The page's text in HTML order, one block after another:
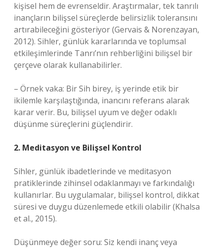
kişisel hem de evrenseldir. Araştırmalar, tek tanrılı
inançların bilişsel süreçlerde belirsizlik toleransını
artırabileceğini gösteriyor (Gervais & Norenzayan,
2012). Sihler, günlük kararlarında ve toplumsal
etkileşimlerinde Tanrı’nın rehberliğini bilişsel bir
çerçeve olarak kullanabilirler.
– Örnek vaka: Bir Sih birey, iş yerinde etik bir
ikilemle karşılaştığında, inancını referans alarak
karar verir. Bu, bilişsel uyum ve değer odaklı
düşünme süreçlerini güçlendirir.
2. Meditasyon ve Bilişsel Kontrol
Sihler, günlük ibadetlerinde ve meditasyon
pratiklerinde zihinsel odaklanmayı ve farkındalığı
kullanırlar. Bu uygulamalar, bilişsel kontrol, dikkat
süresi ve duygu düzenlemede etkili olabilir (Khalsa
et al., 2015).
Düşünmeye değer soru: Siz kendi inanç veya